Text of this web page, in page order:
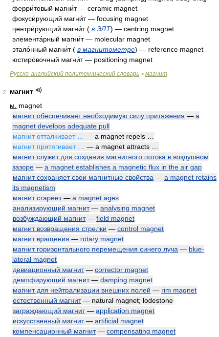
ферри́товый магни́т — ceramic magnet
фокуси́рующий магни́т — focusing magnet
центри́рующий магни́т ( в ЭЛТ) — centring magnet
элемента́рный магни́т — molecular magnet
этало́нный магни́т ( в магнитометре) — reference magnet
юстиро́вочный магни́т — positioning magnet
Русско-английский политехнический словарь > магнит
2
магнит
м.
magnet
магнит обеспечивает необходимую силу притяжения — a
magnet develops adequate pull
магнит отталкивает …
— a magnet repels …
магнит притягивает …
— a magnet attracts …
магнит служит для создания магнитного потока в воздушном
зазоре — a magnet establishes a magnetic flux in the air gap
магнит сохраняет свои магнитные свойства — a magnet retains
its magnetism
магнит стареет— a magnet ages
анализирующий магнит— analysing magnet
возбуждающий магнит— field magnet
магнит возвращения стрелки — control magnet
магнит вращения — rotary magnet
магнит горизонтального перемещения синего луча — blue-
lateral magnet
девиационный магнит — corrector magnet
демпфирующий магнит— damping magnet
магнит для нейтрализации внешних полей — rim magnet
естественный магнит— natural magnet; lodestone
заграждающий магнит — application magnet
искусственный магнит— artificial magnet
компенсационный магнит— compensating magnet